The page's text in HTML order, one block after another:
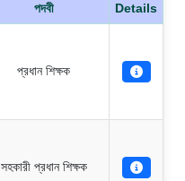
পদবী Details
প্রধান শিক্ষক
সহকারী প্রধান শিক্ষক